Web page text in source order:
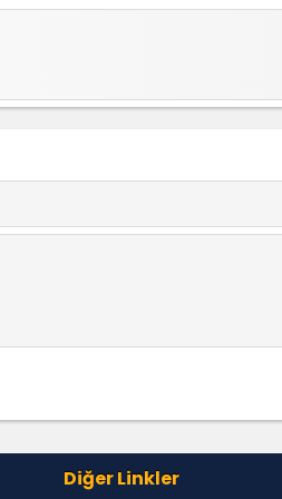
Diğer Linkler